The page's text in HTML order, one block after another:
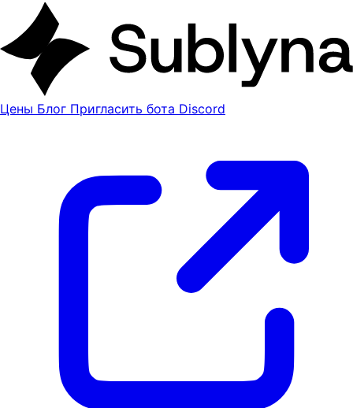
Цены Блог Пригласить бота Discord